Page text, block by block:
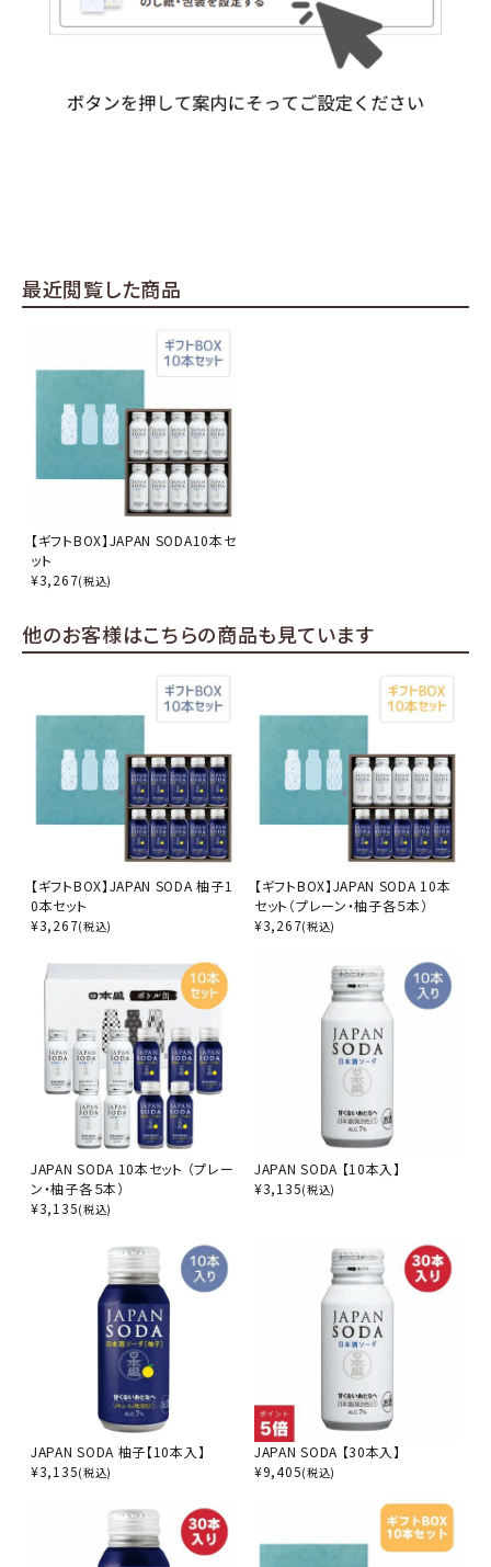
最近閲覧した商品
【ギフトBOX】JAPAN SODA10本セ
ット
¥3,267(税込)
他のお客様はこちらの商品も見ています
【ギフトBOX】JAPAN SODA 柚子1
0本セット
¥3,267(税込)
【ギフトBOX】JAPAN SODA 10本
セット（プレーン・柚子各５本）
¥3,267(税込)
JAPAN SODA 10本セット （プレー
ン・柚子各５本）
¥3,135(税込)
JAPAN SODA 【10本入】
¥3,135(税込)
JAPAN SODA 柚子【10本入】
¥3,135(税込)
JAPAN SODA 【30本入】
¥9,405(税込)